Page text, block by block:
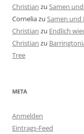
Christian zu Samen
Corneliazu Samen und
Christian zu Endlich
Christian zu
Tree
META
Anmelden
Eintrags-Feed